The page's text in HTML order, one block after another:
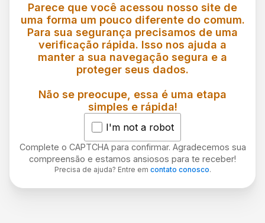
Parece que você acessou nosso site de
uma forma um pouco diferente do comum.
Para sua segurança precisamos de uma
verificação rápida. Isso nos ajuda a
manter a sua navegação segura e a
proteger seus dados.
Não se preocupe, essa é uma etapa
simples e rápida!
I'm not a robot
Complete o CAPTCHA para confirmar. Agradecemos sua
compreensão e estamos ansiosos para te receber!
Precisa de ajuda? Entre em contato conosco.